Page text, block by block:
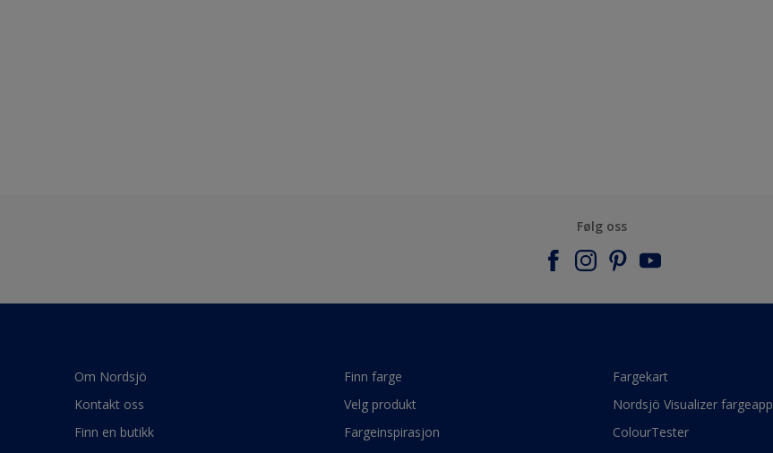
Følg oss
Om Nordsjö
Kontakt oss
Finn en butikk
Finn farge
Velg produkt
Fargeinspirasjon
Fargekart
Nordsjö Visualizer fargeapp
ColourTester